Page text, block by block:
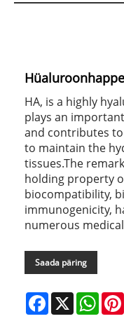
HA, is a highly
plays an
and contributes
to maintain the
tissues.The
holding property
biocompatibility,
immunogenicity,
numerous
Saada päring
Facebook
X